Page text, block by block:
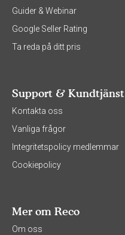
Guider & Webinar
Google Seller Rating
Ta reda på ditt pris
Support & Kundtjänst
Kontakta oss
Vanliga frågor
Integritetspolicy medlemmar
Cookiepolicy
Mer om Reco
Om oss